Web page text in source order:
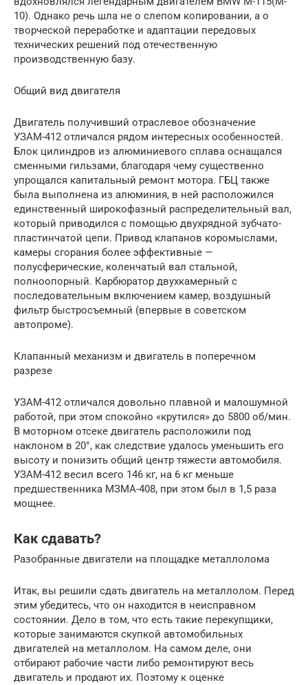
10). Однако речь шла не о слепом копировании, а о
творческой переработке и адаптации передовых
технических решений под отечественную
производственную базу.
Общий вид двигателя
Двигатель получивший отраслевое обозначение
УЗАМ-412 отличался рядом интересных особенностей.
Блок цилиндров из алюминиевого сплава оснащался
сменными гильзами, благодаря чему существенно
упрощался капитальный ремонт мотора. ГБЦ также
была выполнена из алюминия, в ней расположился
единственный широкофазный распределительный вал,
который приводился с помощью двухрядной зубчато-
пластинчатой цепи. Привод клапанов коромыслами,
камеры сгорания более эффективные —
полусферические, коленчатый вал стальной,
полноопорный. Карбюратор двухкамерный с
последовательным включением камер, воздушный
фильтр быстросъемный (впервые в советском
автопроме).
Клапанный механизм и двигатель в поперечном
разрезе
УЗАМ-412 отличался довольно плавной и малошумной
работой, при этом спокойно «крутился» до 5800 об/мин.
В моторном отсеке двигатель расположили под
наклоном в 20°, как следствие удалось уменьшить его
высоту и понизить общий центр тяжести автомобиля.
УЗАМ-412 весил всего 146 кг, на 6 кг меньше
предшественника МЗМА-408, при этом был в 1,5 раза
мощнее.
Как сдавать?
Разобранные двигатели на площадке металлолома
Итак, вы решили сдать двигатель на металлолом. Перед
этим убедитесь, что он находится в неисправном
состоянии. Дело в том, что есть такие перекупщики,
которые занимаются скупкой автомобильных
двигателей на металлолом. На самом деле, они
отбирают рабочие части либо ремонтируют весь
двигатель и продают их. Поэтому к оценке